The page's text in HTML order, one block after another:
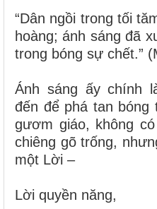
“Dân ngồi trong tối
hoàng; ánh sáng đã
trong bóng sự chết.”
Ánh sáng ấy chính
đến để phá tan bóng
gươm giáo, không
chiêng gõ trống,
một Lời –
Lời quyền năng,